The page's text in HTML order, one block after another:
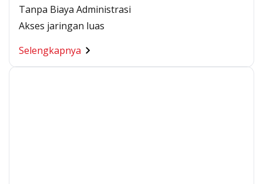
Tanpa Biaya Administrasi
Akses jaringan luas
Selengkapnya